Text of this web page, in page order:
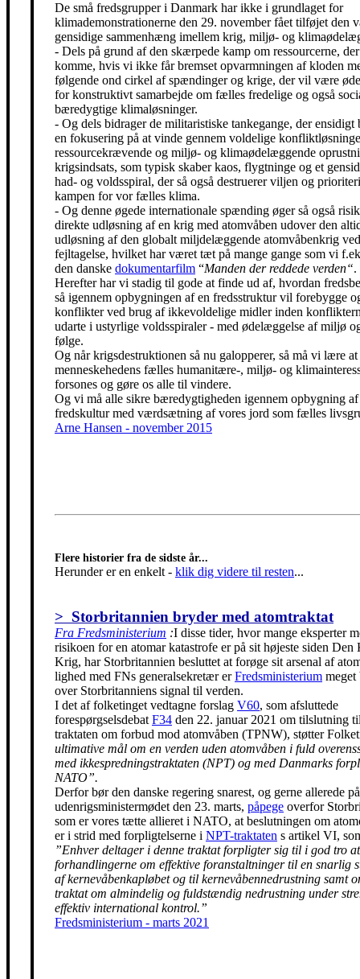
De små fredsgrupper i Danmark har ikke i grundlaget for
klimademonstrationerne den 29. november fået tilføjet den
gensidige sammenhæng imellem krig, miljø- og
- Dels på grund af den skærpede kamp om ressourcerne,
komme, hvis vi ikke får bremset opvarmningen af kloden
følgende ond cirkel af spændinger og krige, der vil være
for konstruktivt samarbejde om fælles fredelige og også
bæredygtige klimaløsninger.
- Og dels bidrager de militaristiske tankegange, der ensidigt
en fokusering på at vinde gennem voldelige
ressourcekrævende og miljø- og klimaødelæggende
krigsindsats, som typisk skaber kaos, flygtninge og et
had- og voldsspiral, der så også destruerer viljen og
kampen for vor fælles klima.
- Og denne øgede internationale spænding øger så også
direkte udløsning af en krig med atomvåben udover den
udløsning af den globalt miljdelæggende atomvåbenkrig
fejltagelse, hvilket har været tæt på mange gange som vi
den danske dokumentarfilm “Manden der reddede verden“.
Herefter har vi stadig til gode at finde ud af, hvordan
så igennem opbygningen af en fredsstruktur vil forebygge
konflikter ved brug af ikkevoldelige midler inden
udarte i ustyrlige voldsspiraler - med ødelæggelse af miljø
følge.
Og når krigsdestruktionen så nu galopperer, så må vi lære
menneskehedens fælles humanitære-, miljø- og
forsones og gøre os alle til vindere.
Og vi må alle sikre bæredygtigheden igennem opbygning af
fredskultur med værdsætning af vores jord som fælles
Arne Hansen - november 2015
Flere historier fra de sidste år...
Herunder er en enkelt - klik dig videre til resten...
> Storbritannien bryder med atomtraktat
Fra Fredsministerium :I disse tider, hvor mange eksperter
risikoen for en atomar katastrofe er på sit højeste siden Den
Krig, har Storbritannien besluttet at forøge sit arsenal af
lighed med FNs generalsekretær erFredsministerium meget
over Storbritanniens signal til verden.
I det af folketinget vedtagne forslag V60, som afsluttede
forespørgselsdebat F34 den 22. januar 2021 om tilslutning
traktaten om forbud mod atomvåben (TPNW), støtter
ultimative mål om en verden uden atomvåben i fuld
med ikkespredningstraktaten (NPT) og med Danmarks
NATO”.
Derfor bør den danske regering snarest, og gerne allerede på
udenrigsministermødet den 23. marts, påpege overfor
som er vores tætte allieret i NATO, at beslutningen om
er i strid med forpligtelserne i NPT-traktaten s artikel VI,
”Enhver deltager i denne traktat forpligter sig til i god tro
forhandlingerne om effektive foranstaltninger til en snarlig
af kernevåbenkapløbet og til kernevåbennedrustning samt
traktat om almindelig og fuldstændig nedrustning under
effektiv international kontrol.”
Fredsministerium - marts 2021